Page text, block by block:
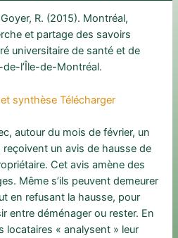
R. (2015). Montréal,
et partage des savoirs
universitaire de santé et de
l’Île-de-Montréal.
synthèse Télécharger
autour du mois de février, un
un avis de hausse de
Cet avis amène des
Même s’ils peuvent demeurer
en refusant la hausse, pour
entre déménager ou rester. En
locataires « analysent » leur